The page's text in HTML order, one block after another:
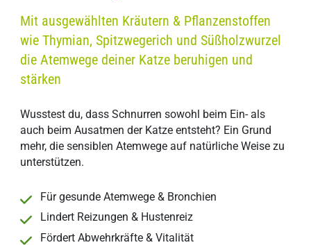
Mit ausgewählten Kräutern & Pflanzenstoffen
wie Thymian, Spitzwegerich und Süßholzwurzel
die Atemwege deiner Katze beruhigen und
stärken
Wusstest du, dass Schnurren sowohl beim Ein- als
auch beim Ausatmen der Katze entsteht? Ein Grund
mehr, die sensiblen Atemwege auf natürliche Weise zu
unterstützen.
Für gesunde Atemwege & Bronchien
Lindert Reizungen & Hustenreiz
Fördert Abwehrkräfte & Vitalität